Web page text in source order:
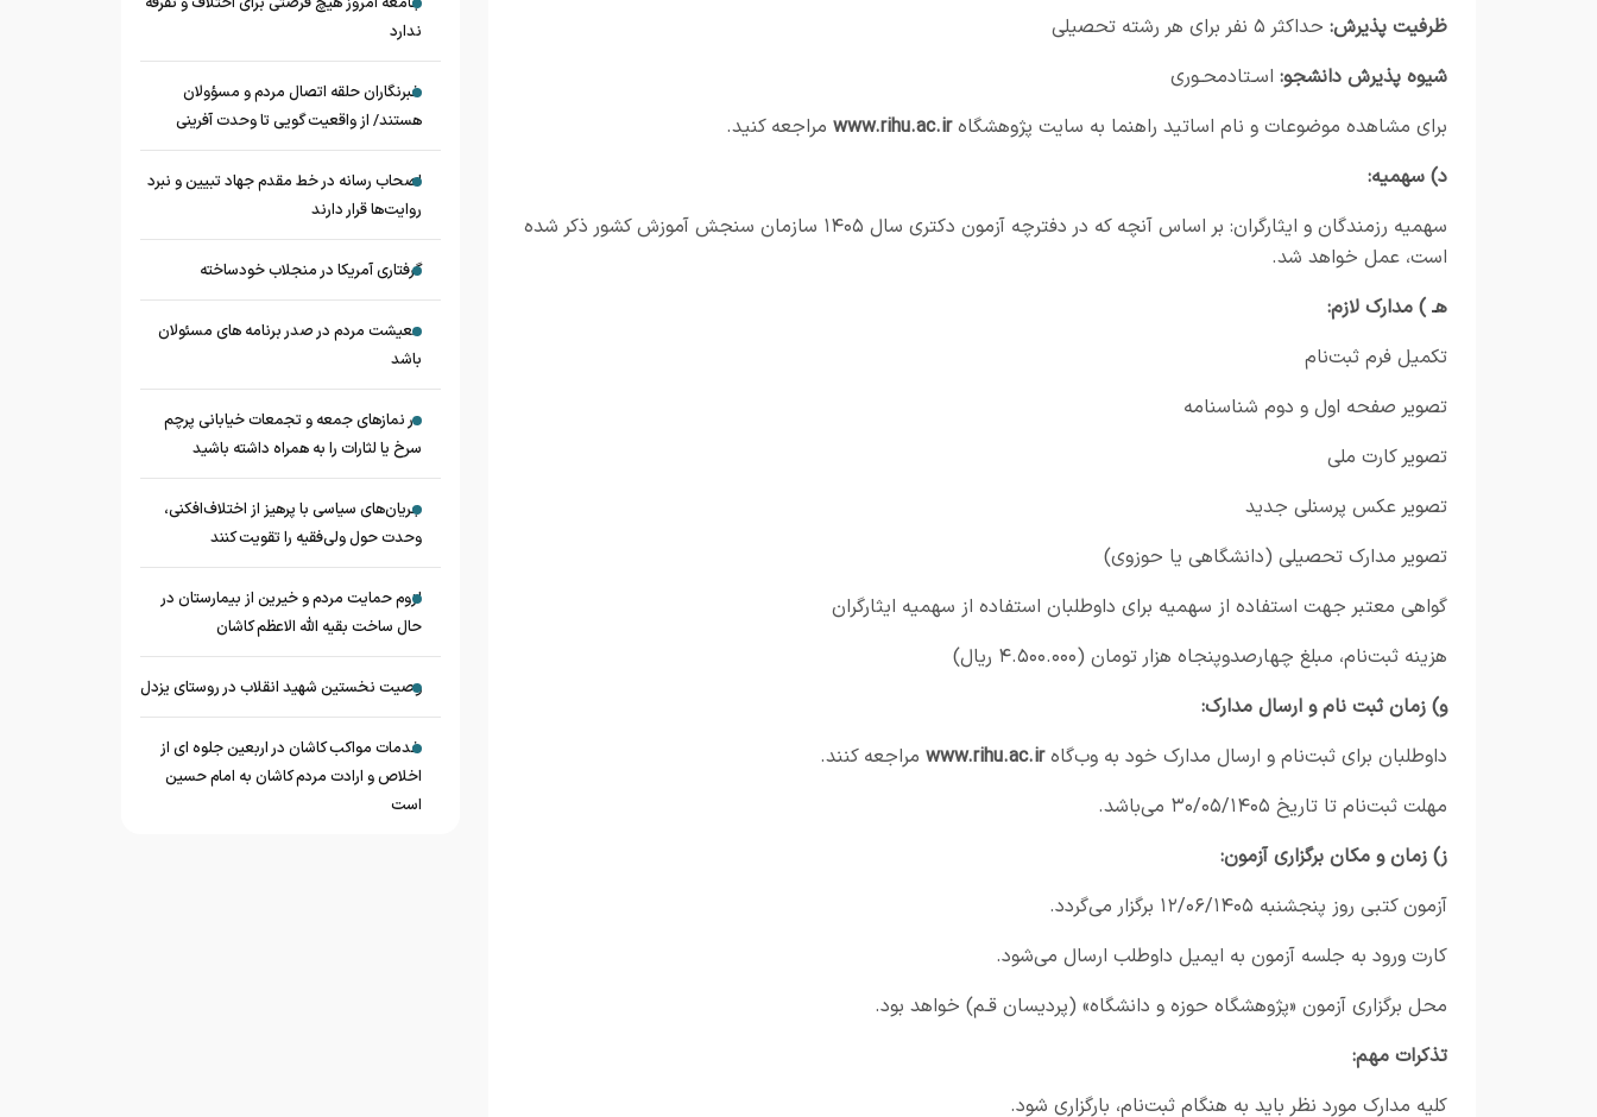
ظرفیت پذیرش: حداکثر ۵ نفر برای هر رشته تحصیلی
شیوه پذیرش دانشجو: اسـتادمحـوری
برای مشاهده موضوعات و نام اساتید راهنما به سایت پژوهشگاهwww.rihu.ac.ir مراجعه کنید.
د) سهمیه:
سهمیه رزمندگان و ایثارگران: بر اساس آنچه که در دفترچه آزمون دکتری سال ۱۴۰۵ سازمان سنجش آموزش کشور ذکر شده
است، عمل خواهد شد.
هـ ) مدارک لازم:
تکمیل فرم ثبت‌نام
تصویر صفحه اول و دوم شناسنامه
تصویر کارت ملی
تصویر عکس پرسنلی جدید
تصویر مدارک تحصیلی (دانشگاهی یا حوزوی)
گواهی معتبر جهت استفاده از سهمیه برای داوطلبان استفاده از سهمیه ایثارگران
هزینه ثبت‌نام، مبلغ چهارصدوپنجاه هزار تومان (۴.۵۰۰.۰۰۰ ریال)
و) زمان ثبت نام و ارسال مدارک:
داوطلبان برای ثبت‌نام و ارسال مدارک خود به وب‌گاهwww.rihu.ac.ir مراجعه کنند.
مهلت ثبت‌نام تا تاریخ ۳۰/۰۵/۱۴۰۵ می‌باشد.
ز) زمان و مکان برگزاری آزمون:
آزمون کتبی روز پنجشنبه ۱۲/۰۶/۱۴۰۵ برگزار می‌گردد.
کارت ورود به جلسه آزمون به ایمیل داوطلب ارسال می‌شود.
محل برگزاری آزمون «پژوهشگاه حوزه و دانشگاه» (پردیسان قـم) خواهد بود.
تذکرات مهم:
کلیه مدارک مورد نظر باید به هنگام ثبت‌نام، بارگزاری شود.
ندارد
خبرنگاران حلقه اتصال مردم و مسؤولان
هستند/ از واقعیت گویی تا وحدت آفرینی
اصحاب رسانه در خط مقدم جهاد تبیین و نبرد
روایت‌ها قرار دارند
گرفتاری آمریکا در منجلاب خودساخته
معیشت مردم در صدر برنامه های مسئولان
باشد
در نماز‌های جمعه و تجمعات خیابانی پرچم
سرخ یا لثارات را به همراه داشته باشید
جریان‌های سیاسی با پرهیز از اختلاف‌افکنی،
وحدت حول ولی‌فقیه را تقویت کنند
لزوم حمایت مردم و خیرین از بیمارستان در
حال ساخت بقیه الله الاعظم کاشان
وصیت نخستین شهید انقلاب در روستای یزدل
خدمات مواکب کاشان در اربعین جلوه ای از
اخلاص و ارادت مردم کاشان به امام حسین
است